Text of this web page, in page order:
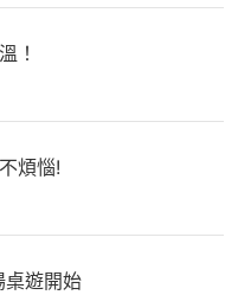
！
煩惱!
桌遊開始